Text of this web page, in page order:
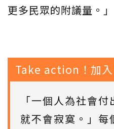
更多民眾的附議量。」
Take action！加入
「一個人為社會
就不會寂寞。」每